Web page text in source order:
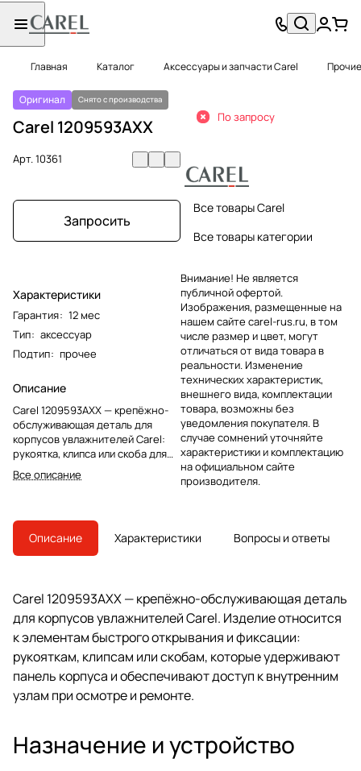
Главная Каталог Аксессуары и запчасти Carel
Оригинал Снято с производства
Carel 1209593AXX
Арт.10361
Запросить
Характеристики
Гарантия: 12 мес
Тип: аксессуар
Подтип: прочее
Описание
Carel 1209593AXX — крепёжно-
обслуживающая деталь для
корпусов увлажнителей Carel:
рукоятка, клипса или скоба для
фиксации панели и быстрого
доступа к внутренним узлам.
Все описание
По запросу
Все товары Carel
Все товары категории
Внимание! Не является
публичной офертой.
Изображения, размещенные на
нашем сайте carel-rus.ru, в том
числе размер и цвет, могут
отличаться от вида товара в
реальности. Изменение
технических характеристик,
внешнего вида, комплектации
товара, возможны без
уведомления покупателя. В
случае сомнений уточняйте
характеристики и комплектацию
на официальном сайте
производителя.
Описание Характеристики Вопросы и ответы
Carel 1209593AXX — крепёжно-обслуживающая деталь
для корпусов увлажнителей Carel. Изделие относится
к элементам быстрого открывания и фиксации:
рукояткам, клипсам или скобам, которые удерживают
панель корпуса и обеспечивают доступ к внутренним
узлам при осмотре и ремонте.
Назначение и устройство